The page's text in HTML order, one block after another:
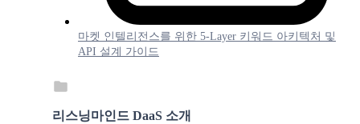
마켓 인텔리전스를 위한 5-Layer 키워드 아키텍처 및
API 설계 가이드
리스닝마인드 DaaS 소개